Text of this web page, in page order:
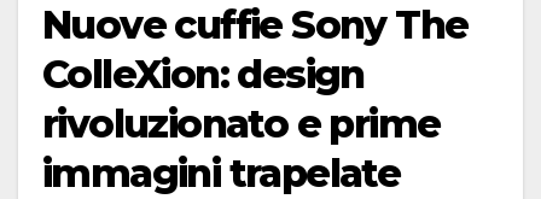
Nuove cuffie Sony The
ColleXion: design
rivoluzionato e prime
immagini trapelate